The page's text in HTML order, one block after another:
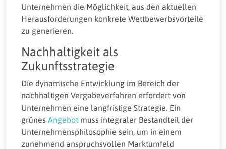
Unternehmen die Möglichkeit, aus den aktuellen
Herausforderungen konkrete Wettbewerbsvorteile
zu generieren.
Nachhaltigkeit als
Zukunftsstrategie
Die dynamische Entwicklung im Bereich der
nachhaltigen Vergabeverfahren erfordert von
Unternehmen eine langfristige Strategie. Ein
grünes Angebot muss integraler Bestandteil der
Unternehmensphilosophie sein, um in einem
zunehmend anspruchsvollen Marktumfeld